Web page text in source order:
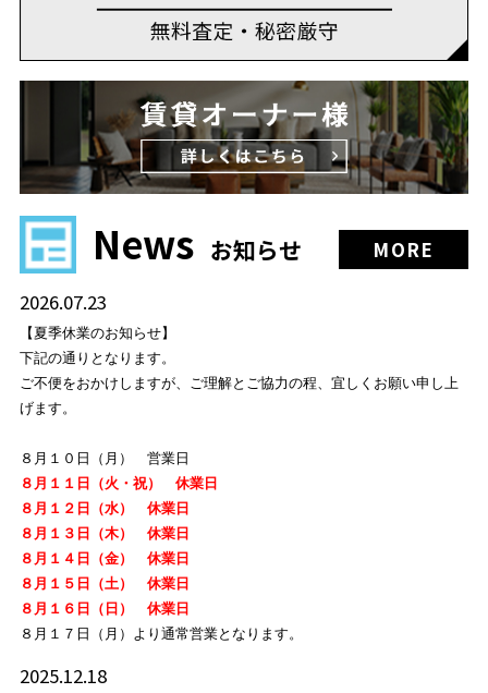
News お知らせ
MORE
2026.07.23
【夏季休業のお知らせ】
下記の通りとなります。
ご不便をおかけしますが、ご理解とご協力の程、宜しくお願い申し上
げます。
８月１０日（月） 営業日
８月１１日（火・祝） 休業日
８月１２日（水） 休業日
８月１３日（木） 休業日
８月１４日（金） 休業日
８月１５日（土） 休業日
８月１６日（日） 休業日
８月１７日（月）
より通常営業となります。
2025.12.18